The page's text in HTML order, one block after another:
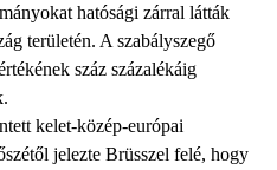
hatósági zárral látták
területén. A szabályszegő
száz százalékáig
kelet-közép-európai
jelezte Brüsszel felé, hogy